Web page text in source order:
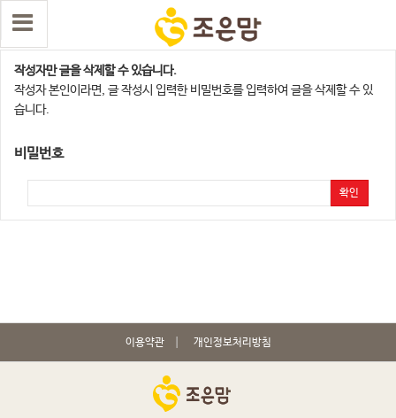
댓글 삭제
작성자만 글을 삭제할 수 있습니다.
작성자 본인이라면, 글 작성시 입력한 비밀번호를 입력하여 글을 삭제할 수 있
습니다.
비밀번호
확인
이용약관 개인정보처리방침